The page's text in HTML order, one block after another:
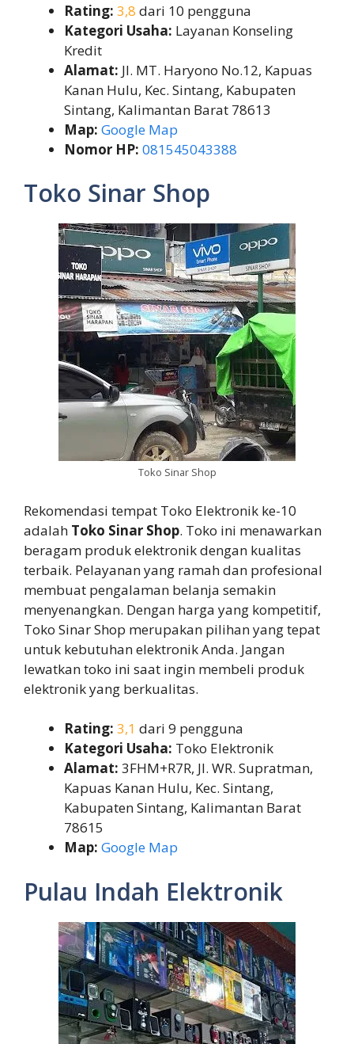
Rating: 3,8 dari 10 pengguna
Kategori Usaha: Layanan Konseling
Kredit
Alamat: Jl. MT. Haryono No.12, Kapuas
Kanan Hulu, Kec. Sintang, Kabupaten
Sintang, Kalimantan Barat 78613
Map: Google Map
Nomor HP: 081545043388
Toko Sinar Shop
Toko Sinar Shop
Rekomendasi tempat Toko Elektronik ke-10
adalah Toko Sinar Shop. Toko ini menawarkan
beragam produk elektronik dengan kualitas
terbaik. Pelayanan yang ramah dan profesional
membuat pengalaman belanja semakin
menyenangkan. Dengan harga yang kompetitif,
Toko Sinar Shop merupakan pilihan yang tepat
untuk kebutuhan elektronik Anda. Jangan
lewatkan toko ini saat ingin membeli produk
elektronik yang berkualitas.
Rating: 3,1 dari 9 pengguna
Kategori Usaha: Toko Elektronik
Alamat: 3FHM+R7R, Jl. WR. Supratman,
Kapuas Kanan Hulu, Kec. Sintang,
Kabupaten Sintang, Kalimantan Barat
78615
Map: Google Map
Pulau Indah Elektronik